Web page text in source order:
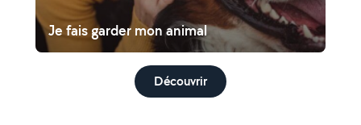
Je fais garder mon animal
Découvrir